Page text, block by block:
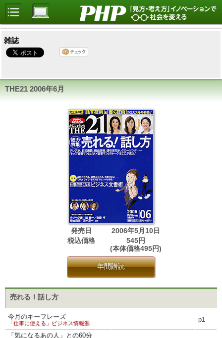
雑誌
THE21 2006年6月
発売日
2006年5月10日
税込価格
545円
(本体価格495円)
年間購読
売れる！話し方
今月のキーフレーズ
「仕事に使える」ビジネス情報源 p1
「気になるあの人」との60分